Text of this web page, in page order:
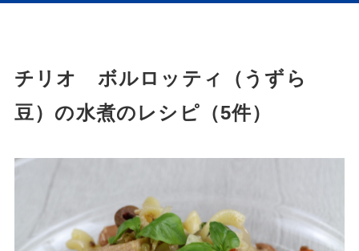
チリオ ボルロッティ（うずら
豆）の水煮のレシピ（5件）